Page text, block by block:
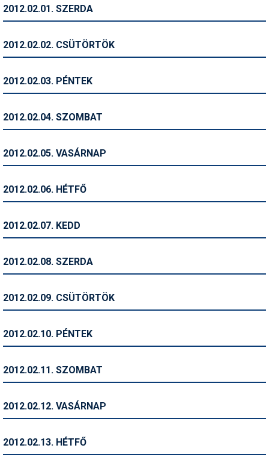
Humor
Ingatlan
Interjúk
Kerékpár
Korcsolya
Magazinok
Munkavállalás
Pályázatok
Portálinfo
Síbérletárak
Síbörze
Sífelszerelés
Sífutás
2012.02.01. SZERDA
2012.02.02. CSÜTÖRTÖK
2012.02.03. PÉNTEK
2012.02.04. SZOMBAT
2012.02.05. VASÁRNAP
2012.02.06. HÉTFŐ
2012.02.07. KEDD
2012.02.08. SZERDA
2012.02.09. CSÜTÖRTÖK
2012.02.10. PÉNTEK
2012.02.11. SZOMBAT
2012.02.12. VASÁRNAP
2012.02.13. HÉTFŐ